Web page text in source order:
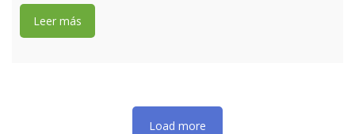
Leer más
Load more